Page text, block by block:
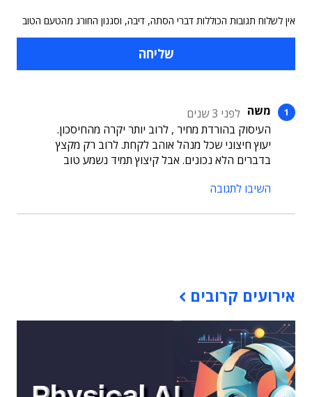
אין לשלוח תגובות הכוללות דברי הסתה, דיבה, וסגנון החורג מהטעם הטוב
משה לפני 3 שנים
העיסוק בהורדת מחיר , לרוב יותר יקרה מהחיסכון.
יעוץ חיצוני שכל מנהל אוהב לקחת. לרוב רק מקצץ
בדברים הלא נכונים. אבל קיצוץ תמיד נשמע טוב
השיבו לתגובה
אירועים קרובים